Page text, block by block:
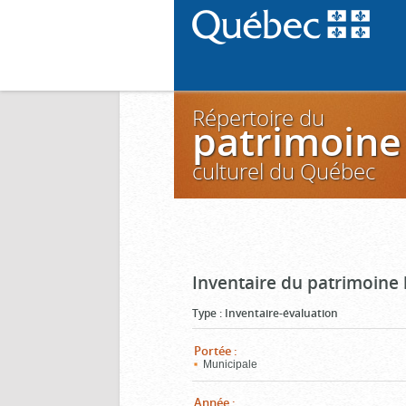
Répertoire du
patrimoine
culturel du Québec
Inventaire du patrimoine
Type : Inventaire-évaluation
Portée :
Municipale